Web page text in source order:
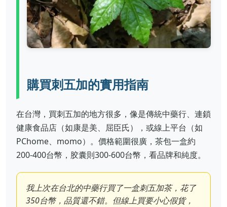
購買刺五加的實用指南
在台灣，買刺五加的地方很多，像是傳統中藥行、連鎖
健康食品店（如康是美、屈臣氏），或線上平台（如
PChome、momo）。價格範圍很廣，茶包一盒約
200-400台幣，胶囊則300-600台幣，看品牌和純度。
我上次在台北的中藥行買了一盒刺五加茶，花了
350台幣，品質還不錯。但線上買要小心假貨，